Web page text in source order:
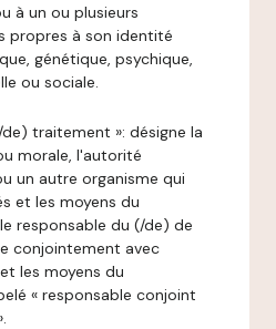
à un ou plusieurs
propres à son identité
génétique, psychique,
ou sociale.
traitement »: désigne la
morale, l'autorité
un autre organisme qui
et les moyens du
responsable du (/de) de
conjointement avec
les moyens du
« responsable conjoint